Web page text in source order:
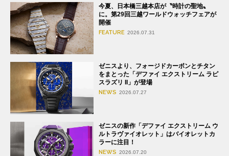
今夏、日本橋三越本店が〝時計の聖地〟
に。第29回三越ワールドウォッチフェアが
開催
FEATURE 2026.07.31
ゼニスより、フォージドカーボンとチタン
をまとった「デファイ エクストリーム ラピ
スラズリ II」が登場
NEWS 2026.07.27
ゼニスの新作「デファイ エクストリーム ウ
ルトラヴァイオレット」はバイオレットカ
ラーに注目！
NEWS 2026.07.20